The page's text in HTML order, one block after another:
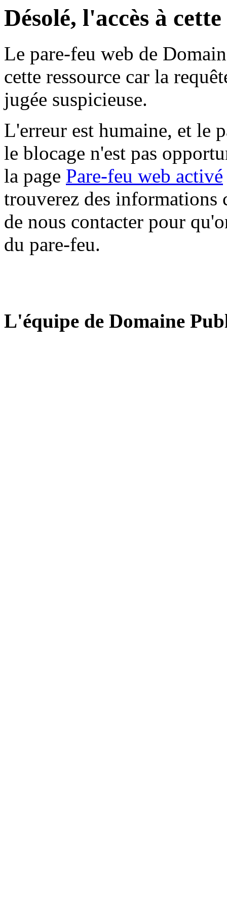
Désolé, l'accès à
Le pare-feu web de
cette ressource car la
jugée suspicieuse.
L'erreur est humaine, et le
le blocage n'est pas
la page Pare-feu web activé
trouverez des informations
de nous contacter pour
du pare-feu.
L'équipe de Domaine